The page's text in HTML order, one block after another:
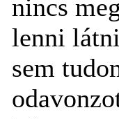
nincs
lenni
sem